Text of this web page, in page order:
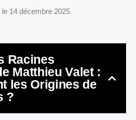
le 14 décembre 2025
Racines
Matthieu Valet :
les Origines de
?